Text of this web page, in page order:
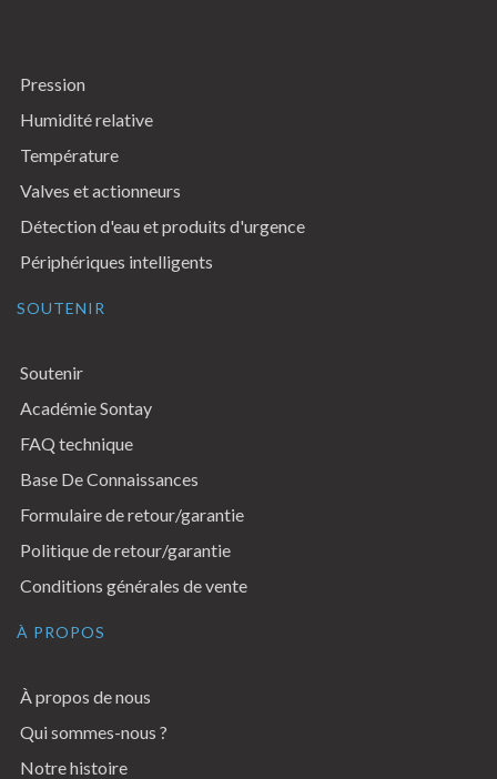
Pression
Humidité relative
Température
Valves et actionneurs
Détection d'eau et produits d'urgence
Périphériques intelligents
SOUTENIR
Soutenir
Académie Sontay
FAQ technique
Base De Connaissances
Formulaire de retour/garantie
Politique de retour/garantie
Conditions générales de vente
À PROPOS
À propos de nous
Qui sommes-nous ?
Notre histoire